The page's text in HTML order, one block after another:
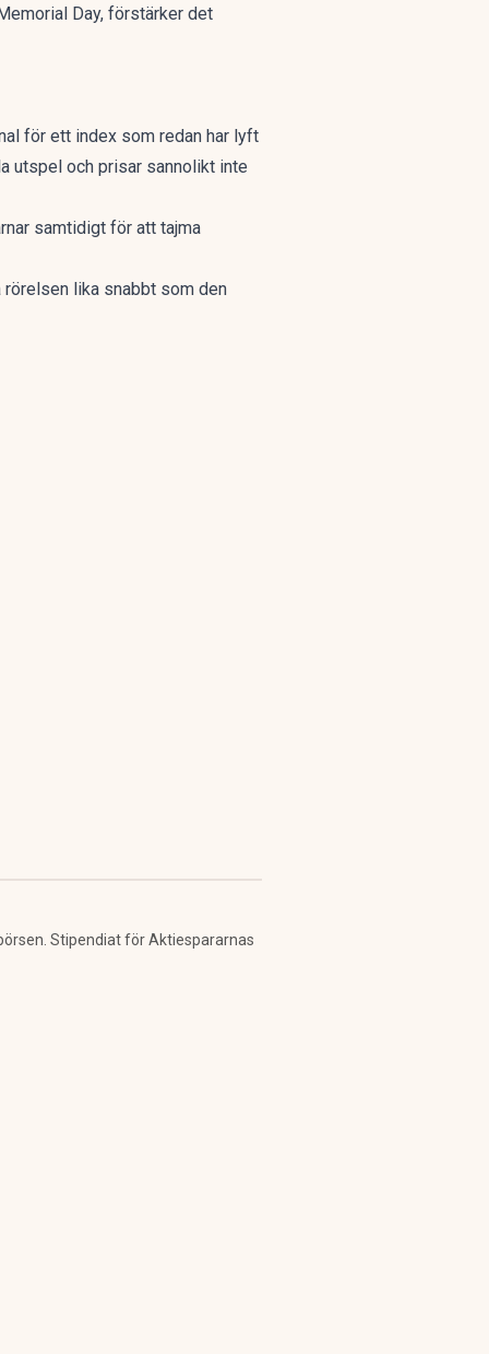
Day, förstärker det
för ett index som redan har lyft
utspel och prisar sannolikt inte
samtidigt för att tajma
rörelsen lika snabbt som den
Stipendiat för Aktiespararnas